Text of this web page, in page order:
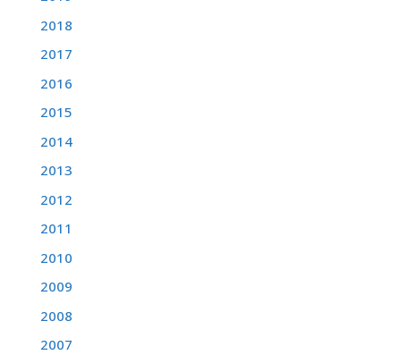
2018
2017
2016
2015
2014
2013
2012
2011
2010
2009
2008
2007